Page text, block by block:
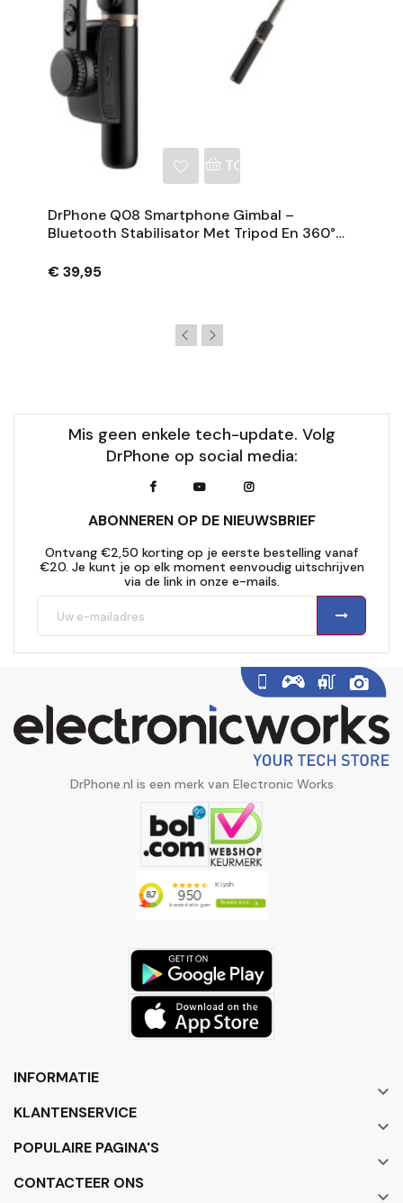
TOEVOEGEN AAN
DrPhone Q08 Smartphone Gimbal –
Bluetooth Stabilisator Met Tripod En 360°
€ 39,95
Mis geen enkele tech-update. Volg
DrPhone op social media:
ABONNEREN OP DE NIEUWSBRIEF
Ontvang €2,50 korting op je eerste bestelling vanaf
€20. Je kunt je op elk moment eenvoudig uitschrijven
via de link in onze e-mails.
DrPhone.nl is een merk van Electronic Works
INFORMATIE

KLANTENSERVICE

POPULAIRE PAGINA'S

CONTACTEER ONS
